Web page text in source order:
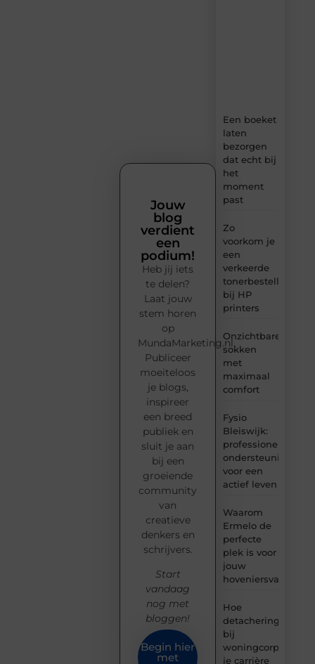
Een boeket
laten
bezorgen
dat echt bij
het
moment
past
Zo
voorkom je
een
verkeerde
tonerbestelling
bij HP
printers
Onzichtbare
sokken
met
maximaal
comfort
Fysio
Bleiswijk:
professionele
ondersteuning
voor een
actief leven
Waarom
Ermelo de
perfecte
plek is voor
jouw
Hoe
detachering
bij
woningcorporaties
je carrière
Jouw
blog
verdient
een
podium!
Heb jij iets
te delen?
Laat jouw
stem horen
op
MundaMarketing.nl.
Publiceer
moeiteloos
je blogs,
inspireer
een breed
publiek en
sluit je aan
bij een
groeiende
community
van
creatieve
denkers en
schrijvers.
Start
vandaag
nog met
bloggen!
Begin hier
met